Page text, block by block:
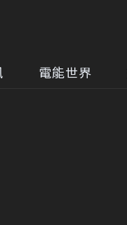
電能世界